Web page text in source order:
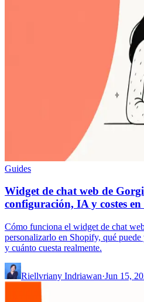
Guides
Widget de chat web de
configuración, IA y costes en
Cómo funciona el widget de chat
personalizarlo en Shopify, qué
y cuánto cuesta realmente.
Riellvriany Indriawan·Jun 15,